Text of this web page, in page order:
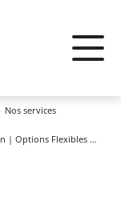
Nos services
Flexibles et Avantages